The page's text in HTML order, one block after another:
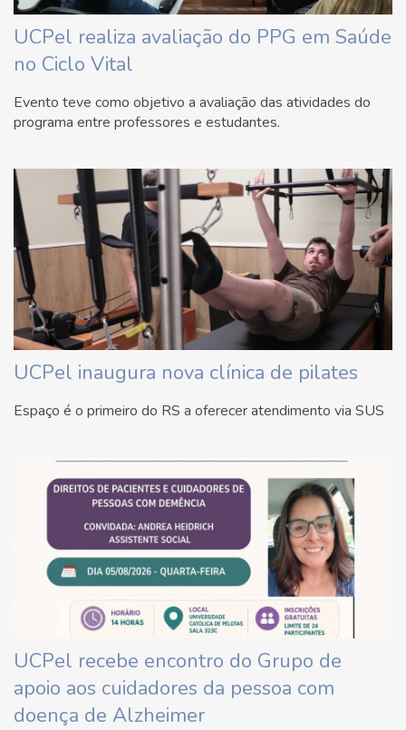
UCPel realiza avaliação do PPG em Saúde
no Ciclo Vital
Evento teve como objetivo a avaliação das atividades do
programa entre professores e estudantes.
UCPel inaugura nova clínica de pilates
Espaço é o primeiro do RS a oferecer atendimento via SUS
UCPel recebe encontro do Grupo de
apoio aos cuidadores da pessoa com
doença de Alzheimer